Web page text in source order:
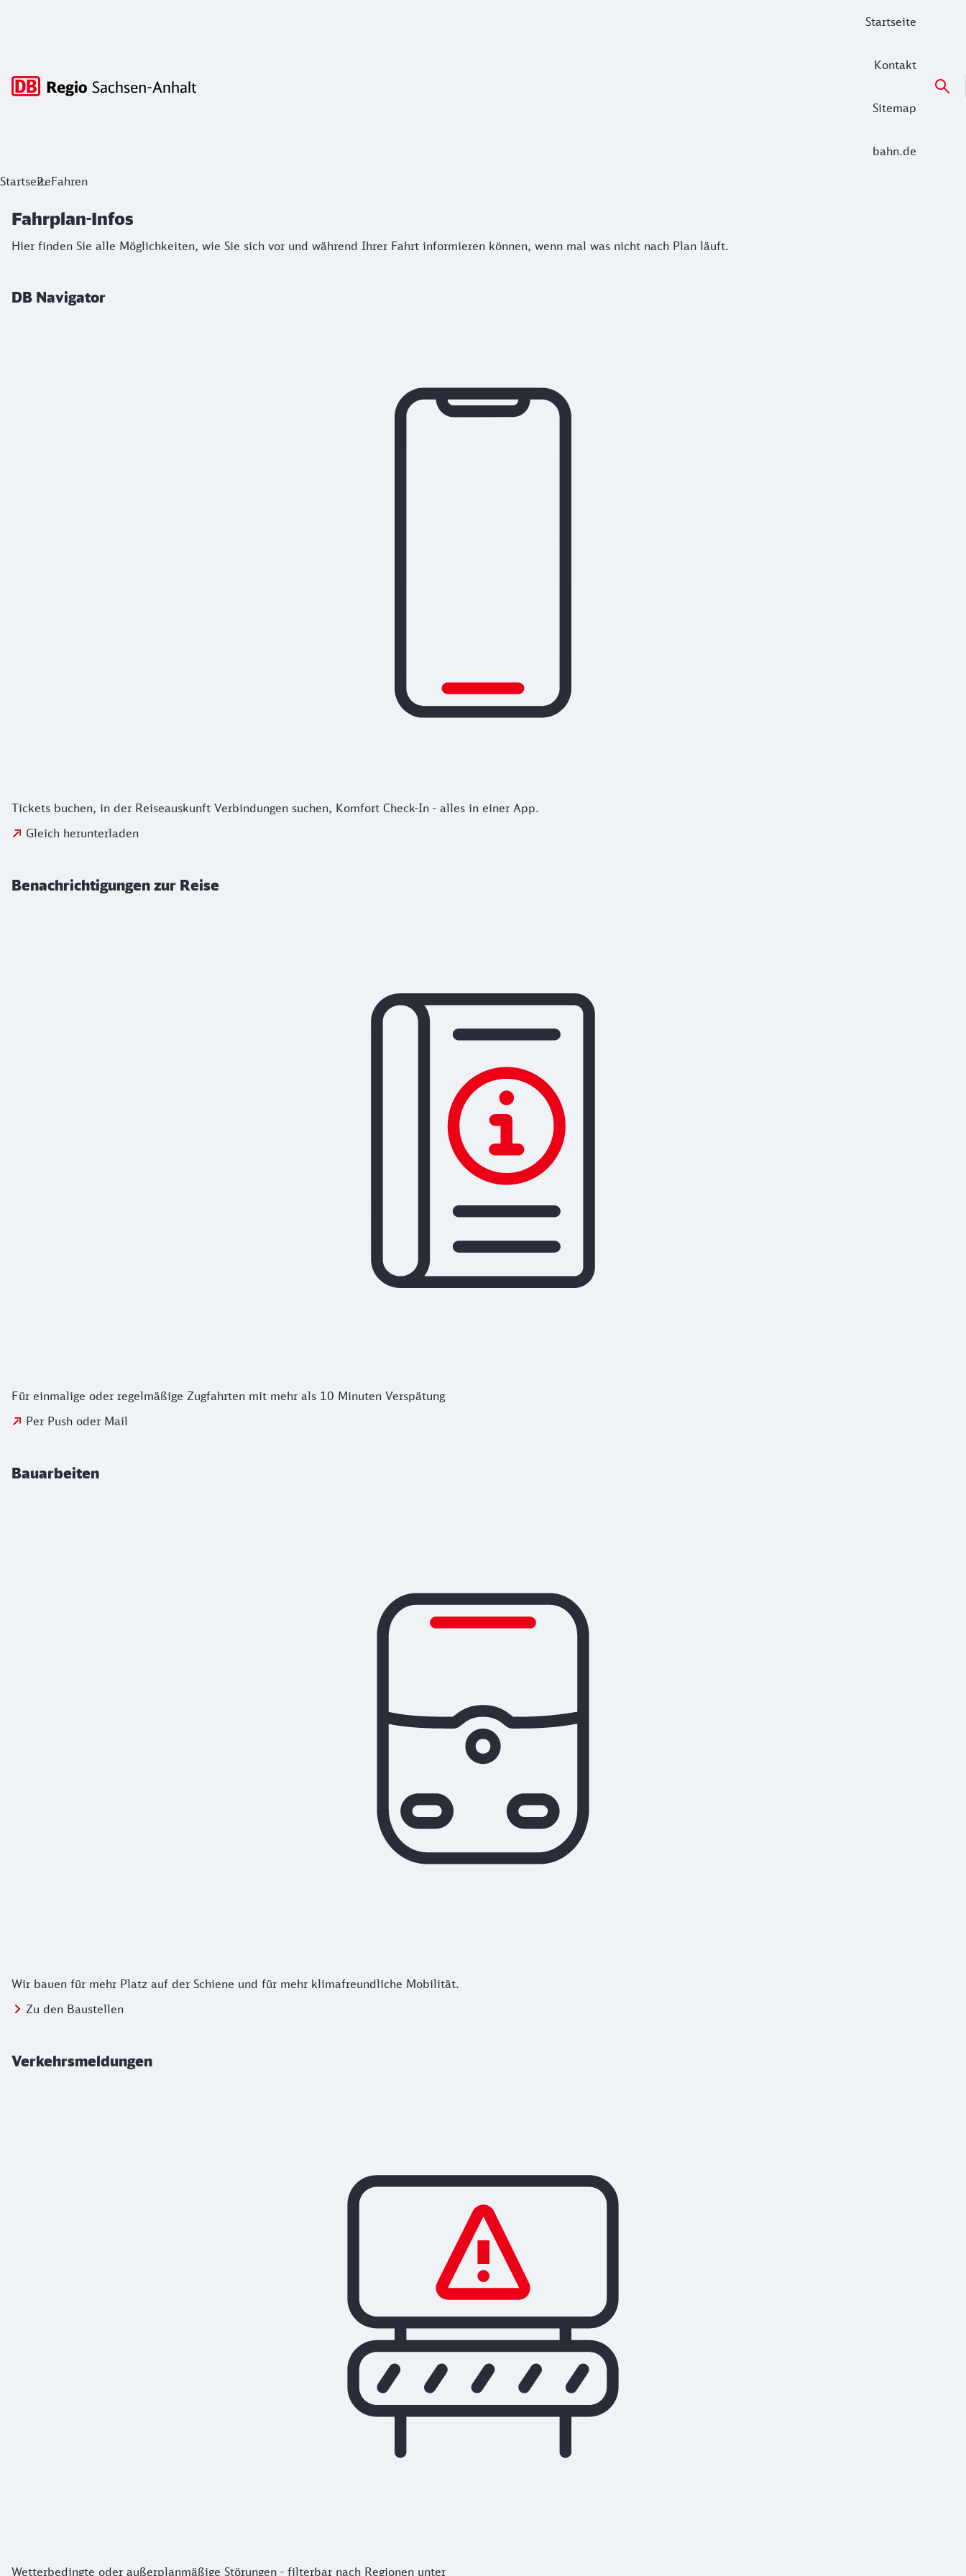
Startseite
Kontakt
Sitemap
bahn.de
Fahrplan-Infos
StartseiteFahren
Fahrplan-Infos
Hier finden Sie alle Möglichkeiten, wie Sie sich vor und während Ihrer Fahrt informieren können, wenn mal was nicht nach Plan läuft.
DB Navigator
Tickets buchen, in der Reiseauskunft Verbindungen suchen, Komfort Check-In - alles in einer App.
Gleich herunterladen
Benachrichtigungen zur Reise
Für einmalige oder regelmäßige Zugfahrten mit mehr als 10 Minuten Verspätung
Per Push oder Mail
Bauarbeiten
Wir bauen für mehr Platz auf der Schiene und für mehr klimafreundliche Mobilität.
Zu den Baustellen
Verkehrsmeldungen
Wetterbedingte oder außerplanmäßige Störungen - filterbar nach Regionen unter